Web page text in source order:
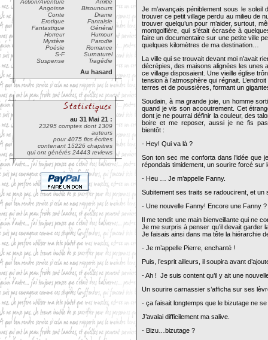
Action/Aventure
Amitié
Angoisse
Bisounours
Conte
Drame
Erotique
Fantaisie
Fantastique
Général
Horreur
Humour
Mystère
Parodie
Poésie
Romance
S-F
Surnaturel
Suspense
Tragédie
Au hasard
au 31 Mai 21 :
23295 comptes dont 1309
auteurs
pour 4075 fics écrites
contenant 15226 chapitres
qui ont générés 24443 reviews
Je m’avançais péniblement sous le soleil
trouver ce petit village perdu au milieu de
trouver quelqu’un pour m’aider, surtout,
montgolfière, qui s’était écrasée à
faire un documentaire sur une petite ville
quelques kilomètres de ma destination…
La ville qui se trouvait devant moi n’avait
décrépies, des maisons alignées les unes
ce village disposaient. Une vieille église
tension à l’atmosphère qui régnait.
terres et de poussières, formant un
Soudain, à ma grande joie, un homme
quand je vis son accoutrement. Cet
dont je ne pourrai définir la couleur, des
boire et me reposer, aussi je ne fis pas
bientôt :
- Hey! Qui va là ?
Son ton sec me conforta dans l’idée que
répondais timidement, un sourire forcé sur
- Heu … Je m’appelle Fanny.
Subitement ses traits se radoucirent, et
- Une nouvelle Fanny! Encore une Fanny
Il me tendit une main bienveillante qui ne
Je me surpris à penser qu’il devait garder
Je faisais ainsi dans ma tête la hiérarchie
- Je m’appelle Pierre, enchanté !
Puis, l’esprit ailleurs, il soupira avant
- Ah ! Je suis content qu’il y ait une
Un sourire carnassier s’afficha sur ses
- ça faisait longtemps que le bizutage ne
J’avalai difficilement ma salive.
- Bizu…bizutage ?